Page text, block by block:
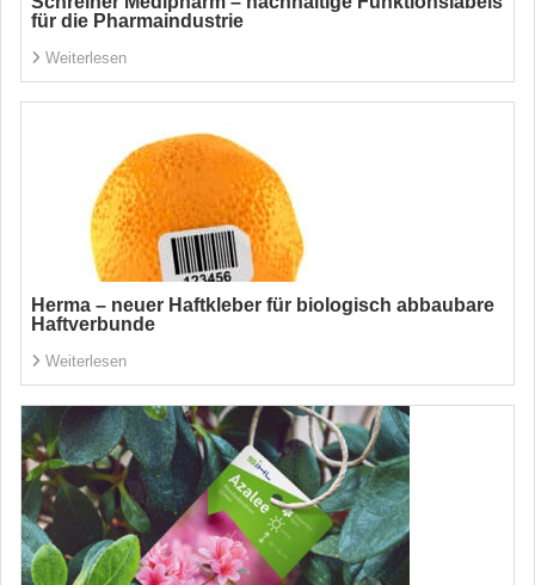
für die Pharmaindustrie
Weiterlesen
Herma – neuer Haftkleber für biologisch abbaubare
Haftverbunde
Weiterlesen